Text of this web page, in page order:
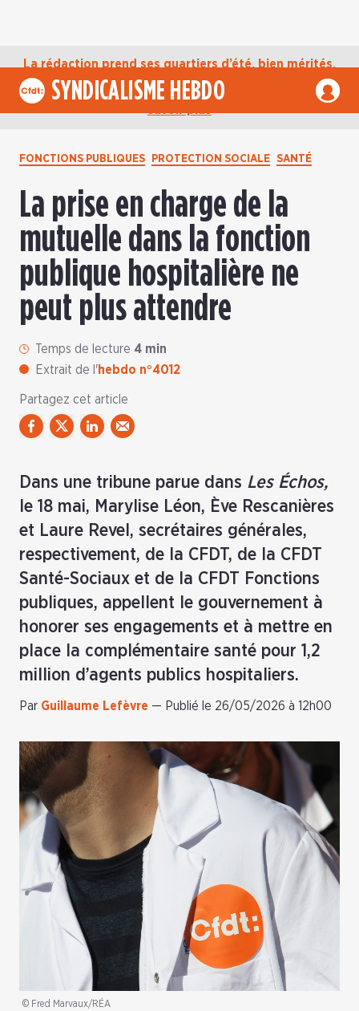
La rédaction prend ses quartiers d’été, bien mérités,
jusqu’au mardi 1er septembre. D’ici là, retrouvez
l’actualité de la CFDT sur notre compte Bluesky. En
SYNDICALISME HEBDO
FONCTIONS PUBLIQUES PROTECTION SOCIALE SANTÉ
La prise en charge de la
mutuelle dans la fonction
publique hospitalière ne
peut plus attendre
Temps de lecture 4 min
Extrait de l'hebdo n°4012
Partagez cet article
Dans une tribune parue dans Les Échos,
le 18 mai, Marylise Léon, Ève Rescanières
et Laure Revel, secrétaires générales,
respectivement, de la CFDT, de la CFDT
Santé-Sociaux et de la CFDT Fonctions
publiques, appellent le gouvernement à
honorer ses engagements et à mettre en
place la complémentaire santé pour 1,2
million d’agents publics hospitaliers.
Par Guillaume Lefèvre — Publié le 26/05/2026 à 12h00
© Fred Marvaux/RÉA